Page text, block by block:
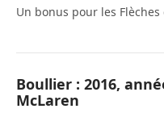
Un bonus pour les Flèches
Boullier : 2016,
McLaren